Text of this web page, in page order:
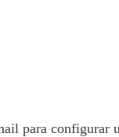
para configurar